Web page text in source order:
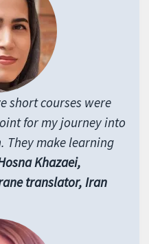
short courses were
for my journey into
They make learning
Khazaei,
translator, Iran